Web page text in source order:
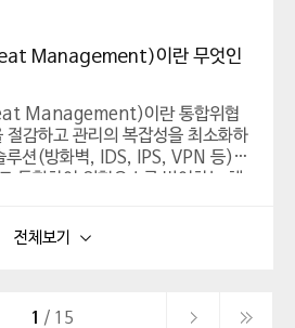
Management)이란 무엇인
Management)이란 통합위협
절감하고 관리의 복잡성을 최소화하
루션(방화벽, IDS, IPS, VPN 등)을
통합하여 위협요소를 방어하는 체
하는 보안시스템으로 관리의 편의성
전체보기
1 / 15